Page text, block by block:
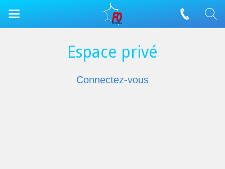
Espace privé
Connectez-vous